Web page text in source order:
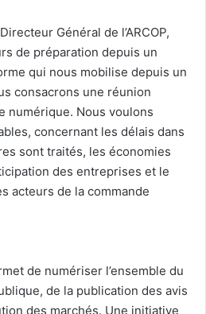
Général de l’ARCOP,
de préparation depuis un
qui nous mobilise depuis un
consacrons une réunion
numérique. Nous voulons
concernant les délais dans
sont traités, les économies
des entreprises et le
acteurs de la commande
de numériser l’ensemble du
de la publication des avis
des marchés. Une initiative